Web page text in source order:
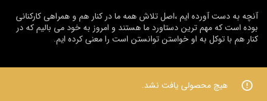
هیچ محصولی یافت نشد.
آنچه به دست آورده ایم ،اصل تلاش همه ما در کنار هم و همراهی کارکنانی
بوده است که مهم ترین دستاورد ما هستند و امروز به خود می بالیم که در
کنار هم با توکل به او خواستن توانستن است را معنی کرده ایم.
© 2026 کالای برق رجبی. تمامی حقوق محفوظ است